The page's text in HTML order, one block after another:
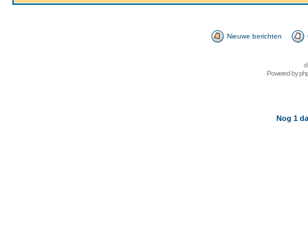
Nieuwe berichten
Powered by
Nog 1